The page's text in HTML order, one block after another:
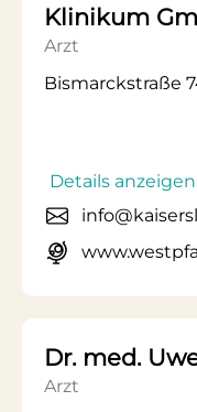
Klinikum
Arzt
Bismarckstraße
Details anzeigen
Dr. med.
Arzt